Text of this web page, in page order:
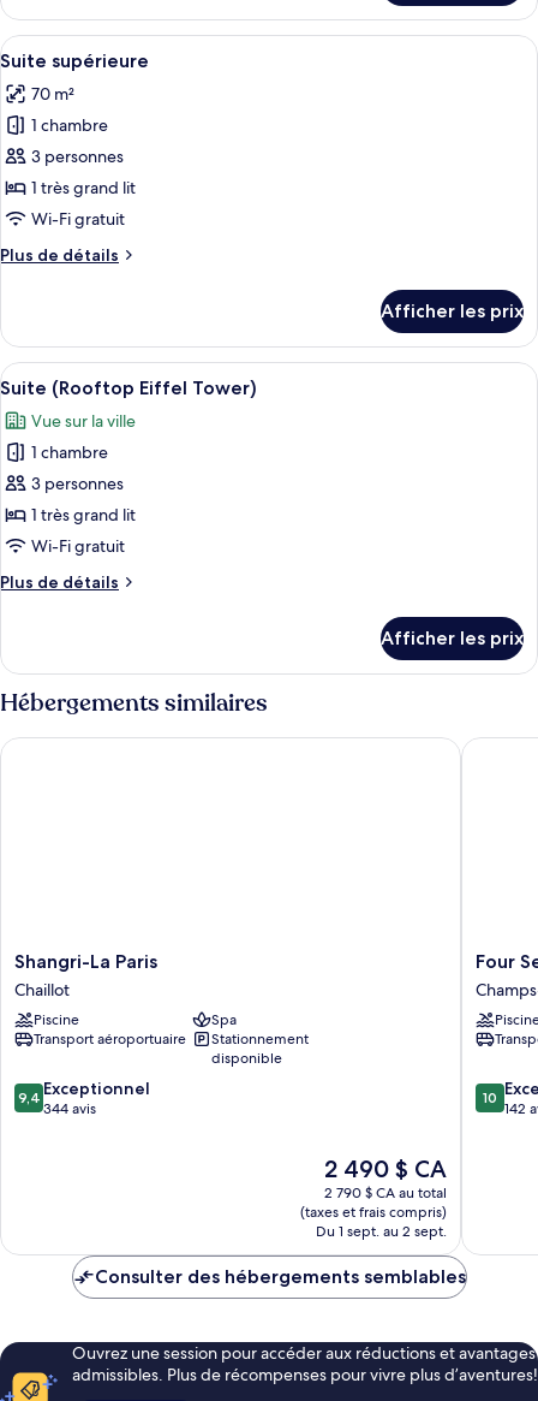
lits
jumeaux
Suite
Junior,
2
jumeaux
Afficher
toutes
les
photos
pour
ce
type
chambre :
Une chambre d’hôtel moderne
5
Suite supérieure
70 m²
1 chambre
3 personnes
1 très grand lit
Wi-Fi gratuit
Plus de détails
Plus
Suite
supérieure
Afficher les prix
Afficher
toutes
les
photos
pour
ce
type
chambre :
Eiffel
Tower)
Une terrasse sur le toit, avec une
7
Suite (Rooftop Eiffel Tower)
Vue sur la ville
1 chambre
3 personnes
1 très grand lit
Wi-Fi gratuit
Plus de détails
Plus
Suite
(Rooftop
Eiffel
Afficher les prix
Hébergements similaires
Shangri-
La
Paris
Chaillot
Shangri-La Paris
Chaillot
Piscine
Spa
Transport aéroportuaire
Stationnement
disponible
9.4
sur
9,4 Exceptionnel
344 avis
Le
prix
est
de
2 490 $ CA
2 490 $ CA
2 790 $ CA au total
(taxes et frais compris)
Du 1 sept. au 2 sept.
Shangri-La Paris
Four
Seasons
Hotel
George
V
Élysées
Four
10.0
sur
10
142
Four
Consulter des hébergements semblables
Ouvrez une session pour accéder aux réductions et avantages
admissibles. Plus de récompenses pour vivre plus d’aventures!